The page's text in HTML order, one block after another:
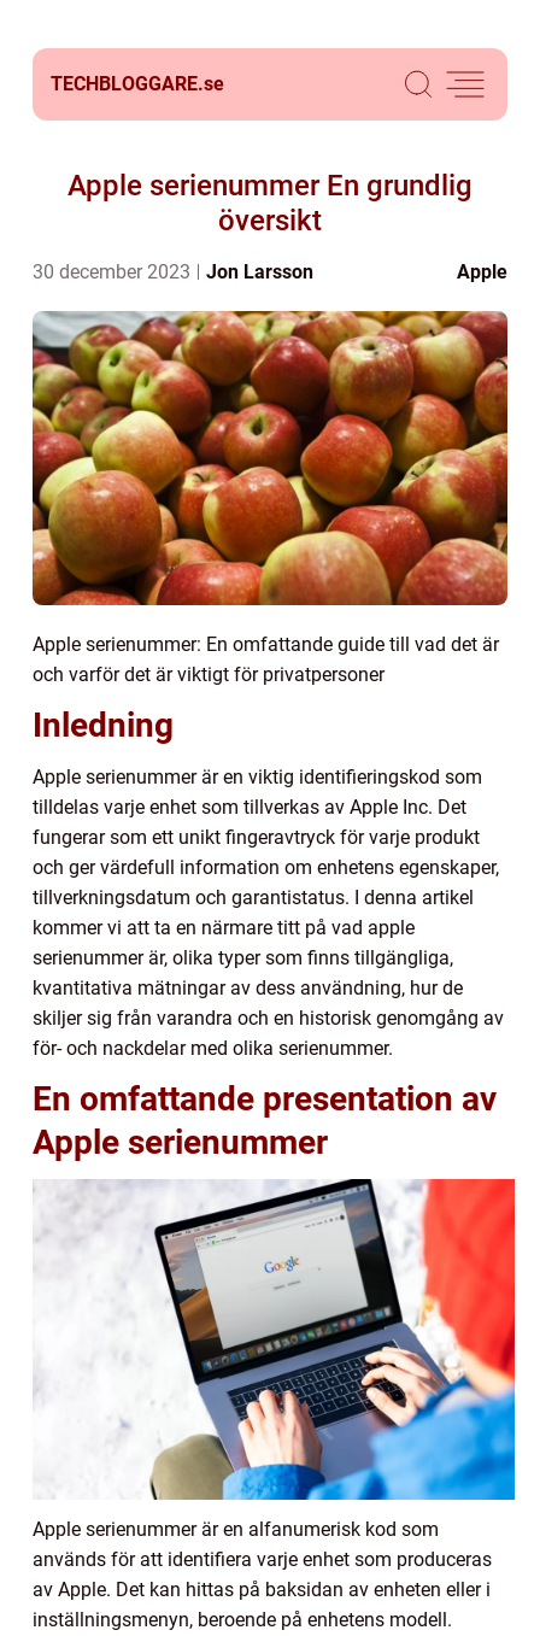
TECHBLOGGARE.se
Apple serienummer En grundlig
översikt
30 december 2023 Jon Larsson Apple
Apple serienummer: En omfattande guide till vad det är
och varför det är viktigt för privatpersoner
Inledning
Apple serienummer är en viktig identifieringskod som
tilldelas varje enhet som tillverkas av Apple Inc. Det
fungerar som ett unikt fingeravtryck för varje produkt
och ger värdefull information om enhetens egenskaper,
tillverkningsdatum och garantistatus. I denna artikel
kommer vi att ta en närmare titt på vad apple
serienummer är, olika typer som finns tillgängliga,
kvantitativa mätningar av dess användning, hur de
skiljer sig från varandra och en historisk genomgång av
för- och nackdelar med olika serienummer.
En omfattande presentation av
Apple serienummer
Apple serienummer är en alfanumerisk kod som
används för att identifiera varje enhet som produceras
av Apple. Det kan hittas på baksidan av enheten eller i
inställningsmenyn, beroende på enhetens modell.